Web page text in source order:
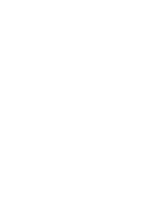
système
électronique des
apprêtez à remiser
pouvez vous en